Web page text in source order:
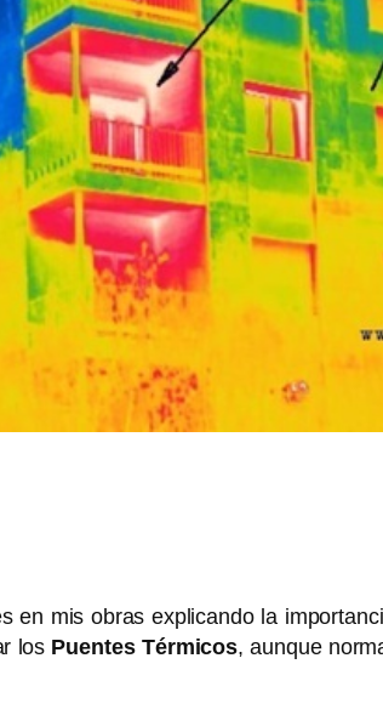
en mis obras explicando la
los Puentes Térmicos, aunque